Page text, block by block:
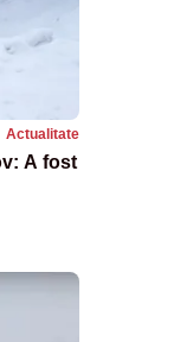
Actualitate
A fost